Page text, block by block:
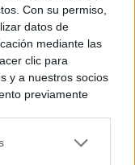
Con su permiso,
datos de
mediante las
clic para
y a nuestros socios
previamente
que algún